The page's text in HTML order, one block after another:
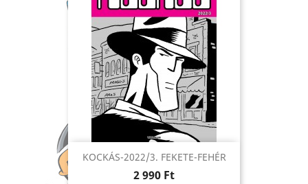
KOCKÁS-2022/3. FEKETE-FEHÉR
Ár
2 990 Ft